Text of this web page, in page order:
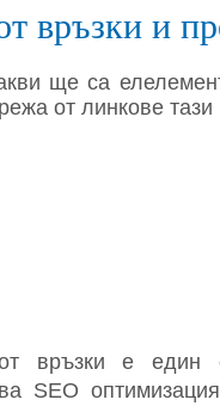
връзки и
ще са
от линкове тази
връзки е един
SEO